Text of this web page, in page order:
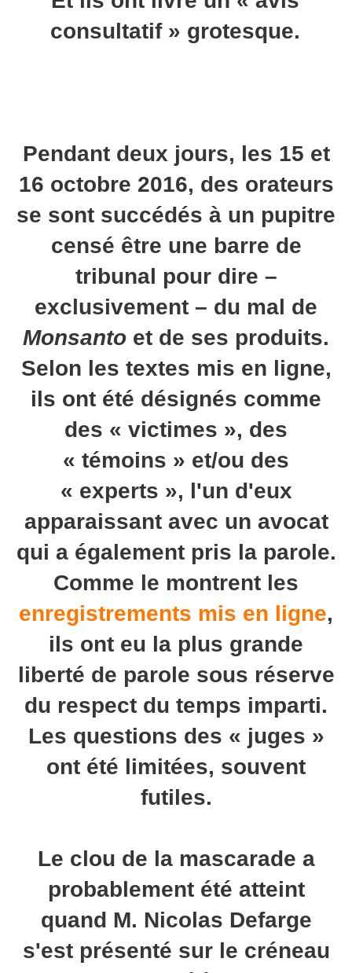
consultatif » grotesque.
Pendant deux jours, les 15 et
16 octobre 2016, des orateurs
se sont succédés à un pupitre
censé être une barre de
tribunal pour dire –
exclusivement – du mal de
Monsanto et de ses produits.
Selon les textes mis en ligne,
ils ont été désignés comme
des « victimes », des
« témoins » et/ou des
« experts », l'un d'eux
apparaissant avec un avocat
qui a également pris la parole.
Comme le montrent les
enregistrements mis en ligne,
ils ont eu la plus grande
liberté de parole sous réserve
du respect du temps imparti.
Les questions des « juges »
ont été limitées, souvent
futiles.
Le clou de la mascarade a
probablement été atteint
quand M. Nicolas Defarge
s'est présenté sur le créneau